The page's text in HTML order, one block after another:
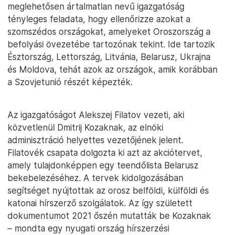
meglehetősen ártalmatlan nevű igazgatóság
tényleges feladata, hogy ellenőrizze azokat a
szomszédos országokat, amelyeket Oroszország a
befolyási övezetébe tartozónak tekint. Ide tartozik
Észtország, Lettország, Litvánia, Belarusz, Ukrajna
és Moldova, tehát azok az országok, amik korábban
a Szovjetunió részét képezték.
Az igazgatóságot Alekszej Filatov vezeti, aki
közvetlenül Dmitrij Kozaknak, az elnöki
adminisztráció helyettes vezetőjének jelent.
Filatovék csapata dolgozta ki azt az akciótervet,
amely tulajdonképpen egy teendőlista Belarusz
bekebelezéséhez. A tervek kidolgozásában
segítséget nyújtottak az orosz belföldi, külföldi és
katonai hírszerző szolgálatok. Az így született
dokumentumot 2021 őszén mutatták be Kozaknak
– mondta egy nyugati ország hírszerzési